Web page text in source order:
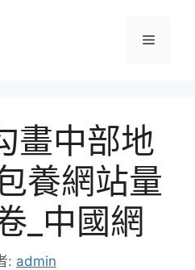
選
畫中部地
養網站量
_中國網
: admin